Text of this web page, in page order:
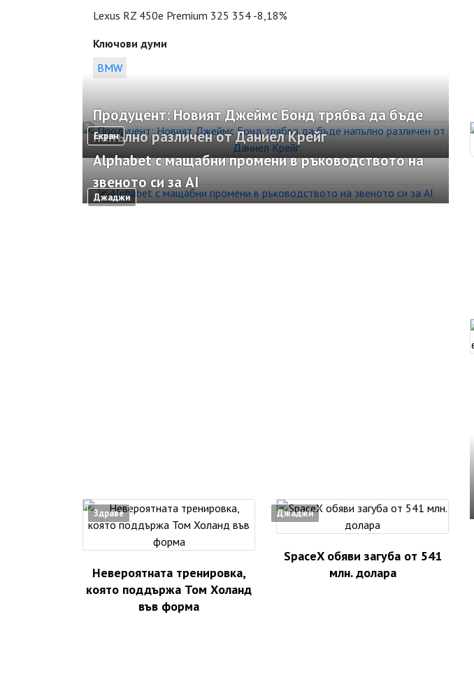
Lexus RZ 450e Premium 325 354 -8,18%
Ключови думи
BMW
Екран
Продуцент: Новият Джеймс Бонд трябва да бъде
напълно различен от Даниел Крейг
Джаджи
Alphabet с мащабни промени в ръководството на
звеното си за AI
Здраве
Невероятната тренировка,
която поддържа Том Холанд
във форма
Джаджи
SpaceX обяви загуба от 541
млн. долара